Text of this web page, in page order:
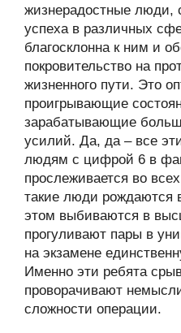
жизнерадостные люди,
успеха в различных
благосклонна к ним и
покровительство на
жизненного пути. Это
проигрывающие
зарабатывающие
усилий. Да, да – все
людям с цифрой 6 в
прослеживается во
такие люди рождаются
этом выбиваются в
прогуливают пары в
на экзамене
Именно эти ребята
проворачивают
сложности операции.